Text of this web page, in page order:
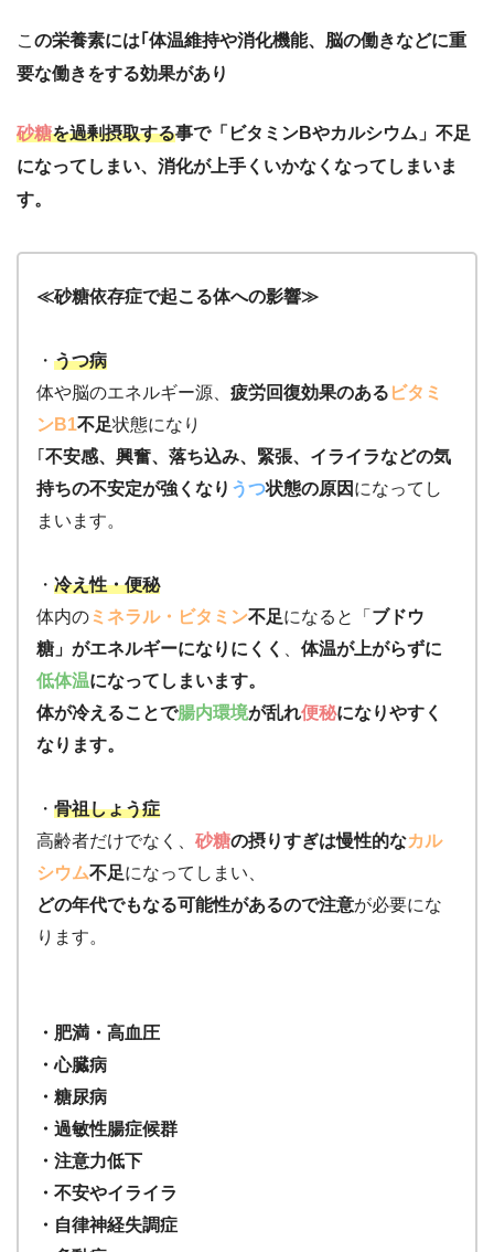
こ の栄養素には｢体温維持や消化機能、脳の働きなどに重
要な働きをする効果があり
砂糖を過剰摂取する事で「ビタミンBやカルシウム」不足
になってしまい、消化が上手くいかなくなってしまいま
す。
≪砂糖依存症で起こる体への影響≫
・ うつ病
体や脳のエネルギー源、 疲労回復効果のある ビタミ
ンB1不足状態になり
｢ 不安感、興奮、落ち込み、緊張、イライラなどの気
持ちの不安定が強くなり うつ状態の原因 になってし
まいます。
・ 冷え性・便秘
体内の ミネラル・ビタミン不足になると「 ブドウ
糖」がエネルギーになりにくく
体温が上がらずに
低体温になってしまいます。
体が冷えることで腸内環境が乱れ便秘になりやすく
なります。
・ 骨祖しょう症
高齢者だけでなく、 砂糖の摂りすぎは慢性的なカル
シウム不足になってしまい、
どの年代でもなる可能性があるので注意が必要にな
ります。
・肥満・高血圧
・心臓病
・糖尿病
・過敏性腸症候群
・注意力低下
・不安やイライラ
・自律神経失調症